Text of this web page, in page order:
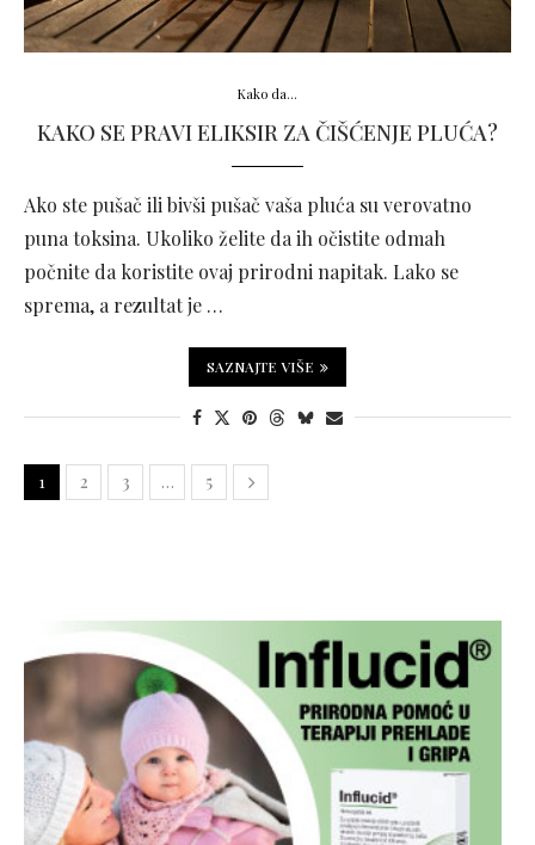
Kako da...
KAKO SE PRAVI ELIKSIR ZA ČIŠĆENJE PLUĆA?
Ako ste pušač ili bivši pušač vaša pluća su verovatno
puna toksina. Ukoliko želite da ih očistite odmah
počnite da koristite ovaj prirodni napitak. Lako se
sprema, a rezultat je …
SAZNAJTE VIŠE
1 2 3 … 5